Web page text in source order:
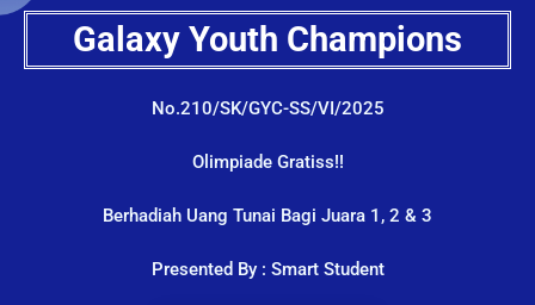
Galaxy Youth Champions
No.210/SK/GYC-SS/VI/2025
Olimpiade Gratiss!!
Berhadiah Uang Tunai Bagi Juara 1, 2 & 3
Presented By : Smart Student